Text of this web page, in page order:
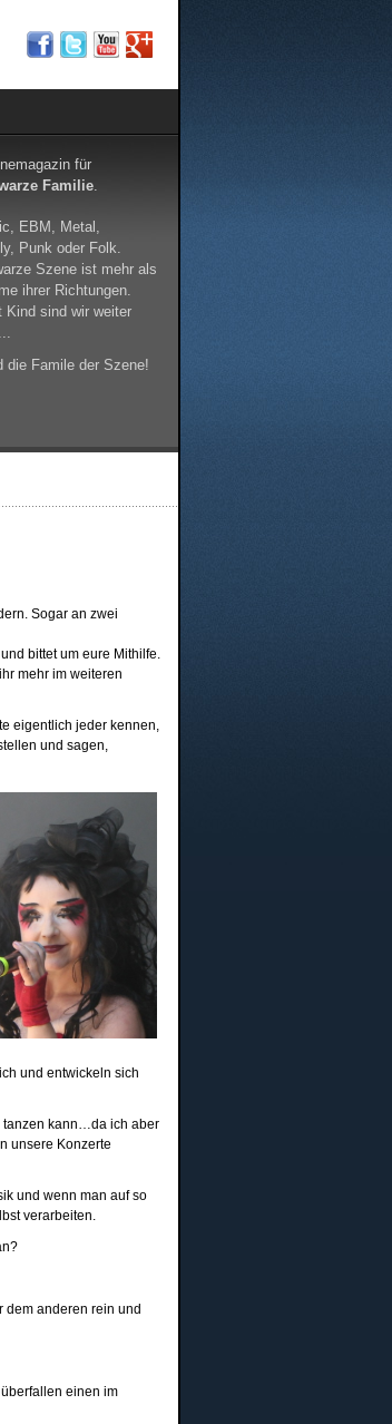
für
Familie.
EBM, Metal,
Punk oder Folk.
Szene ist mehr als
ihrer Richtungen.
Kind sind wir weiter
die Famile der Szene!
Sogar an zwei
bittet um eure Mithilfe.
mehr im weiteren
eigentlich jeder kennen,
und sagen,
und entwickeln sich
tanzen kann…da ich aber
unsere Konzerte
und wenn man auf so
verarbeiten.
dem anderen rein und
einen im